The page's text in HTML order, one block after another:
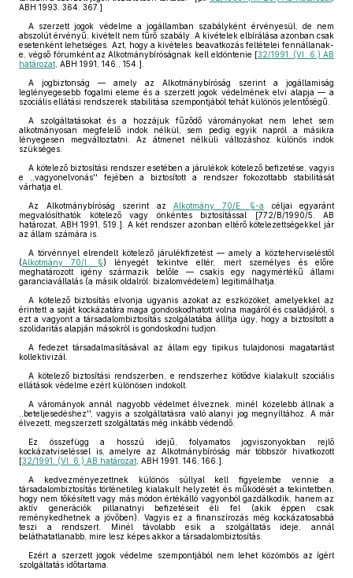
ABH 1993. 364. 367.]
A szerzett jogok védelme a jogállamban szabályként érvényesül, de nem
abszolút érvényű, kivételt nem tűrő szabály. A kivételek elbírálása azonban csak
esetenként lehetséges. Azt, hogy a kivételes beavatkozás feltételei fennállanak-
e, végső fórumként az Alkotmánybíróságnak kell eldöntenie [32/1991. (VI. 6.) AB
határozat , ABH 1991, 146., 154.].
A jogbiztonság — amely az Alkotmánybíróság szerint a jogállamiság
leglényegesebb fogalmi eleme és a szerzett jogok védelmének elvi alapja — a
szociális ellátási rendszerek stabilitása szempontjából tehát különös jelentőségű.
A szolgáltatásokat és a hozzájuk fűződő várományokat nem lehet sem
alkotmányosan megfelelő indok nélkül, sem pedig egyik napról a másikra
lényegesen megváltoztatni. Az átmenet nélküli változáshoz különös indok
szükséges.
A kötelező biztosítási rendszer esetében a járulékok kötelező befizetése, vagyis
e ,,vagyonelvonás'' fejében a biztosított a rendszer fokozottabb stabilitását
várhatja el.
Az Alkotmánybíróság szerint az Alkotmány 70/E. §-a céljai egyaránt
megvalósíthatók kötelező vagy önkéntes biztosítással [772/B/1990/5. AB
határozat, ABH 1991, 519.]. A két rendszer azonban eltérő kötelezettségekkel jár
az állam számára is.
A törvénnyel elrendelt kötelező járulékfizetést — amely a közteherviseléstől
(Alkotmány 70/I. §) lényegét tekintve eltér, mert személyes és előre
meghatározott igény származik belőle — csakis egy nagymértékű állami
garanciavállalás (a másik oldalról: bizalomvédelem) legitimálhatja.
A kötelező biztosítás elvonja ugyanis azokat az eszközöket, amelyekkel az
érintett a saját kockázatára maga gondoskodhatott volna magáról és családjáról, s
ezt a vagyont a társadalombiztosítás szolgálatába állítja úgy, hogy a biztosított a
szolidaritás alapján másokról is gondoskodni tudjon.
A fedezet társadalmasításával az állam egy tipikus tulajdonosi magatartást
kollektivizál.
A kötelező biztosítási rendszerben, e rendszerhez kötődve kialakult szociális
ellátások védelme ezért különösen indokolt.
A várományok annál nagyobb védelmet élveznek, minél közelebb állnak a
,,beteljesedéshez'', vagyis a szolgáltatásra való alanyi jog megnyíltához. A már
élvezett, megszerzett szolgáltatás még inkább védendő.
Ez összefügg a hosszú idejű, folyamatos jogviszonyokban rejlő
kockázatviseléssel is, amelyre az Alkotmánybíróság már többször hivatkozott
[32/1991. (VI. 6.) AB határozat , ABH 1991. 146, 166.].
A kedvezményezettnek különös súllyal kell figyelembe vennie a
társadalombiztosítás történetileg kialakult helyzetét és működését a tekintetben,
hogy nem tőkésített vagy más módon értékálló vagyonból gazdálkodik, hanem az
aktív generációk pillanatnyi befizetéseit éli fel (akik éppen csak
reménykedhetnek a jövőben). Vagyis ez a finanszírozás még kockázatosabbá
teszi a rendszert. Minél távolabb esik a szolgáltatás ideje, annál
beláthatatlanabb, mire lesz képes akkor a társadalombiztosítás.
Ezért a szerzett jogok védelme szempontjából nem lehet közömbös az ígért
szolgáltatás időtartama.